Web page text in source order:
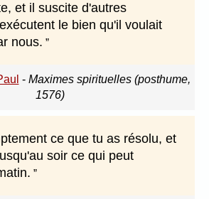
et il suscite d'autres
le bien qu'il voulait
nous.
- Maximes spirituelles (posthume,
1576)
ce que tu as résolu, et
soir ce qui peut